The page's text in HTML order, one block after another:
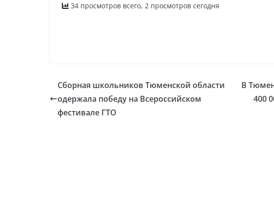
34 просмотров всего, 2 просмотров сегодня
Сборная школьников Тюменской области
одержала победу на Всероссийском
фестивале ГТО
В
400